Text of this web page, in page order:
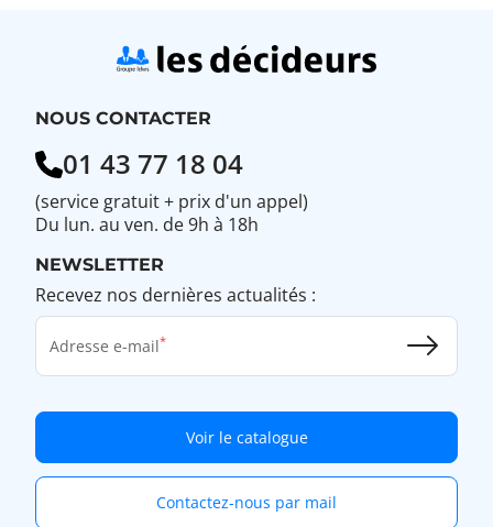
NOUS CONTACTER
01 43 77 18 04
(service gratuit + prix d'un appel)
Du lun. au ven. de 9h à 18h
NEWSLETTER
Recevez nos dernières actualités :
Adresse e-mail
Voir le catalogue
Contactez-nous par mail